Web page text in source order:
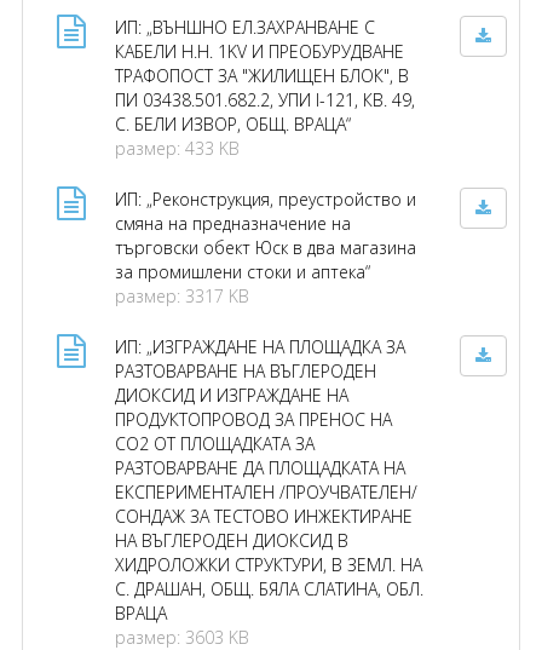
ИП: „ВЪНШНО ЕЛ.ЗАХРАНВАНЕ С
КАБЕЛИ Н.Н. 1KV И ПРЕОБУРУДВАНЕ
ТРАФОПОСТ ЗА "ЖИЛИЩЕН БЛОК", В
ПИ 03438.501.682.2, УПИ I-121, КВ. 49,
С. БЕЛИ ИЗВОР, ОБЩ. ВРАЦА“
размер: 433 KB
ИП: „Реконструкция, преустройство и
смяна на предназначение на
търговски обект Юск в два магазина
за промишлени стоки и аптека“
размер: 3317 KB
ИП: „ИЗГРАЖДАНЕ НА ПЛОЩАДКА ЗА
РАЗТОВАРВАНЕ НА ВЪГЛЕРОДЕН
ДИОКСИД И ИЗГРАЖДАНЕ НА
ПРОДУКТОПРОВОД ЗА ПРЕНОС НА
СО2 ОТ ПЛОЩАДКАТА ЗА
РАЗТОВАРВАНЕ ДА ПЛОЩАДКАТА НА
ЕКСПЕРИМЕНТАЛЕН /ПРОУЧВАТЕЛЕН/
СОНДАЖ ЗА ТЕСТОВО ИНЖЕКТИРАНЕ
НА ВЪГЛЕРОДЕН ДИОКСИД В
ХИДРОЛОЖКИ СТРУКТУРИ, В ЗЕМЛ. НА
С. ДРАШАН, ОБЩ. БЯЛА СЛАТИНА, ОБЛ.
ВРАЦА
размер: 3603 KB